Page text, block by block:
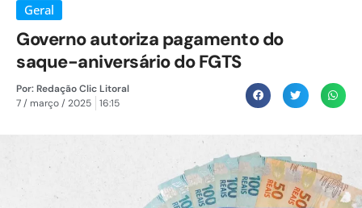
Geral
Governo autoriza pagamento do
saque-aniversário do FGTS
Por:Redação Clic Litoral
7 / março / 2025
16:15